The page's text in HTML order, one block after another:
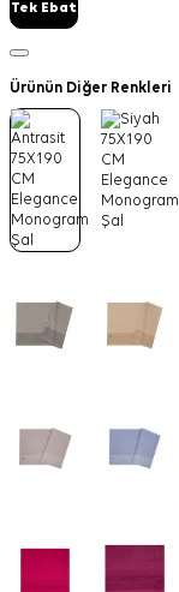
Tek Ebat
Ürünün Diğer Renkleri